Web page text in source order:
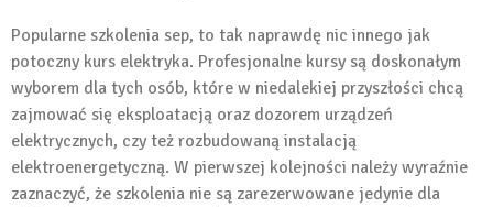
Popularne szkolenia sep, to tak naprawdę nic innego jak
potoczny kurs elektryka. Profesjonalne kursy są doskonałym
wyborem dla tych osób, które w niedalekiej przyszłości chcą
zajmować się eksploatacją oraz dozorem urządzeń
elektrycznych, czy też rozbudowaną instalacją
elektroenergetyczną. W pierwszej kolejności należy wyraźnie
zaznaczyć, że szkolenia nie są zarezerwowane jedynie dla